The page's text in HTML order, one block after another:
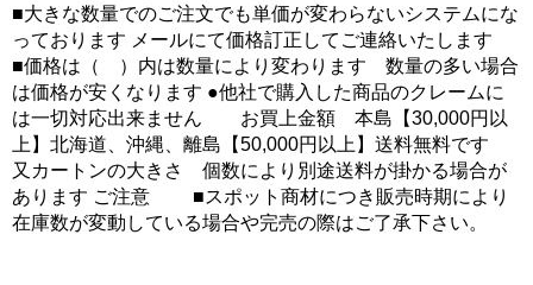
■大きな数量でのご注文でも単価が変わらないシステムにな
っております メールにて価格訂正してご連絡いたします
■価格は（ ）内は数量により変わります 数量の多い場合
は価格が安くなります ●他社で購入した商品のクレームに
は一切対応出来ません お買上金額 本島【30,000円以
上】北海道、沖縄、離島【50,000円以上】送料無料です
又カートンの大きさ 個数により別途送料が掛かる場合が
あります ご注意 ■スポット商材につき販売時期により
在庫数が変動している場合や完売の際はご了承下さい。